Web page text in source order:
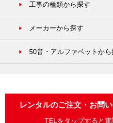
工事の種類から探す
メーカーから探す
50音・アルファベットから
レンタルのご注文・お問
TELをタップすると電